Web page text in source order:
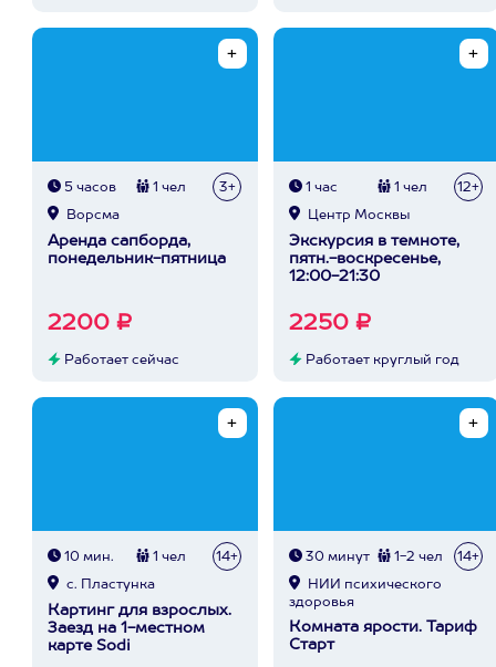
5 часов 1 чел 3+
Ворсма
Аренда сапборда,
понедельник-пятница
2200 ₽
Работает сейчас
1 час 1 чел 12+
Центр Москвы
Экскурсия в темноте,
пятн.-воскресенье,
12:00-21:30
2250 ₽
Работает круглый год
10 мин. 1 чел 14+
с. Пластунка
Картинг для взрослых.
Заезд на 1-местном
карте Sodi
30 минут 1-2 чел 14+
НИИ психического
здоровья
Комната ярости. Тариф
Старт